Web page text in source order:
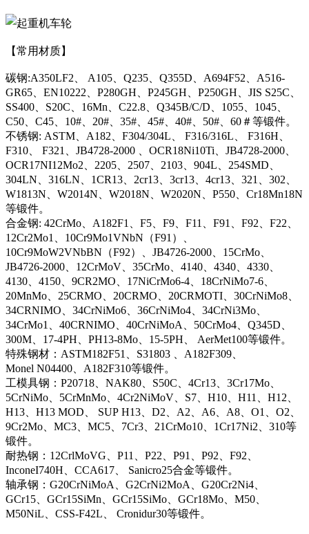
【常用材质】
碳钢:A350LF2、 A105、Q235、Q355D、A694F52、A516-
GR65、EN10222、P280GH、P245GH、P250GH、JIS S25C、
SS400、S20C、16Mn、C22.8、Q345B/C/D、1055、1045、
C50、C45、10#、20#、35#、45#、40#、50#、60＃等锻件。
不锈钢: ASTM、A182、F304/304L、 F316/316L、 F316H、
F310、 F321、JB4728-2000 、OCR18Ni10Ti、JB4728-2000、
OCR17NI12Mo2、2205、2507、2103、904L、254SMD、
304LN、316LN、1CR13、2cr13、3cr13、4cr13、321、302、
W1813N、W2014N、W2018N、W2020N、P550、Cr18Mn18N
等锻件。
合金钢: 42CrMo、A182F1、F5、F9、F11、F91、F92、F22、
12Cr2Mo1、10Cr9Mo1VNbN（F91）、
10Cr9MoW2VNbBN（F92）、JB4726-2000、15CrMo、
JB4726-2000、12CrMoV、35CrMo、4140、4340、4330、
4130、4150、9CR2MO、17NiCrMo6-4、18CrNiMo7-6、
20MnMo、25CRMO、20CRMO、20CRMOTI、30CrNiMo8、
34CRNIMO、34CrNiMo6、36CrNiMo4、34CrNi3Mo、
34CrMo1、40CRNIMO、40CrNiMoA、50CrMo4、Q345D、
300M、17-4PH、PH13-8Mo、15-5PH、 AerMet100等锻件。
特殊钢材：ASTM182F51、S31803 、A182F309、
Monel N04400、A182F310等锻件。
工模具钢：P20718、NAK80、S50C、4Cr13、3Cr17Mo、
5CrNiMo、5CrMnMo、4Cr2NiMoV、S7、H10、H11、H12、
H13、H13 MOD、 SUP H13、D2、A2、A6、A8、O1、O2、
9Cr2Mo、MC3、MC5、7Cr3、21CrMo10、1Cr17Ni2、310等
锻件。
耐热钢：12CrlMoVG、P11、P22、P91、P92、F92、
InconeI740H、CCA617、 Sanicro25合金等锻件。
轴承钢：G20CrNiMoA、G2CrNi2MoA、G20Cr2Ni4、
GCr15、GCr15SiMn、GCr15SiMo、GCr18Mo、M50、
M50NiL、CSS-F42L、 Cronidur30等锻件。